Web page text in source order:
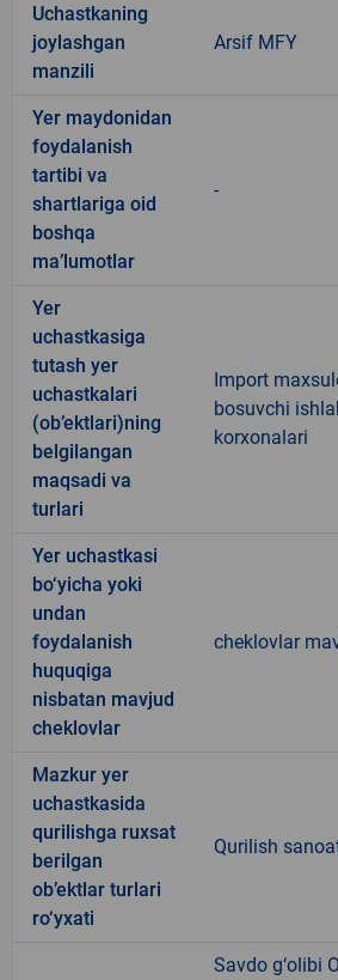
Uchastkaning
joylashgan
manzili
Arsif MFY
Yer maydonidan
foydalanish
tartibi va
shartlariga oid
boshqa
ma’lumotlar
-
Yer
uchastkasiga
tutash yer
uchastkalari
(ob’ektlari)ning
belgilangan
maqsadi va
turlari
Import
bosuvchi
korxonalari
Yer uchastkasi
bo‘yicha yoki
undan
foydalanish
huquqiga
nisbatan mavjud
cheklovlar
cheklovlar
Mazkur yer
uchastkasida
qurilishga ruxsat
berilgan
ob’ektlar turlari
ro‘yxati
Qurilish
Savdo g‘olibi